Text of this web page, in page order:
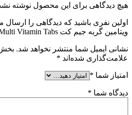
هیچ دیدگاهی برای این محصول نوشته
اولین نفری باشید که دیدگاهی را
ویتامین گربه جیم کت Multi Vitamin Tabs”
نشانی ایمیل شما منتشر نخواهد شد.
علامت‌گذاری شده‌اند *
امتیاز شما *
دیدگاه شما *